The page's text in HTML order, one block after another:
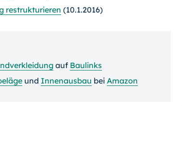
restrukturieren (10.1.2016)
auf Baulinks
und Innenausbau bei Amazon